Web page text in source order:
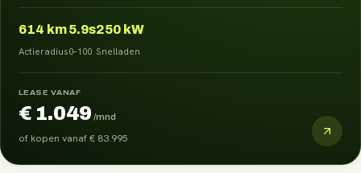
614 km
Actieradius
5.9s
0–100
250 kW
Snelladen
LEASE VANAF
€ 1.049 /mnd
of kopen vanaf€ 83.995